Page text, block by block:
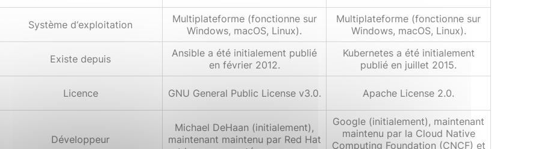
Système d‘exploitation
Multiplateforme (fonctionne sur
Windows, macOS, Linux).
Multiplateforme (fonctionne sur
Windows, macOS, Linux).
Existe depuis
Ansible a été initialement publié
en février 2012.
Kubernetes a été initialement
publié en juillet 2015.
Licence GNU General Public License v3.0. Apache License 2.0.
Développeur
Michael DeHaan (initialement),
maintenant maintenu par Red Hat
Google (initialement), maintenant
maintenu par la Cloud Native
Computing Foundation (CNCF) et